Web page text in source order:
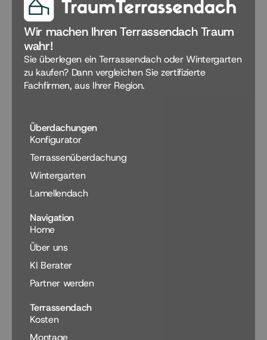
Wir machen Ihren Terrassendach Traum
wahr!
Sie überlegen ein Terrassendach oder Wintergarten
zu kaufen? Dann vergleichen Sie zertifizierte
Fachfirmen, aus Ihrer Region.
Überdachungen
Konfigurator
Terrassenüberdachung
Wintergarten
Lamellendach
Navigation
Home
Über uns
KI Berater
Partner werden
Terrassendach
Kosten
Montage